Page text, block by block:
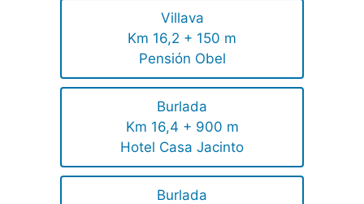
Villava
Km 16,2 + 150 m
Pensión Obel
Burlada
Km 16,4 + 900 m
Hotel Casa Jacinto
Burlada